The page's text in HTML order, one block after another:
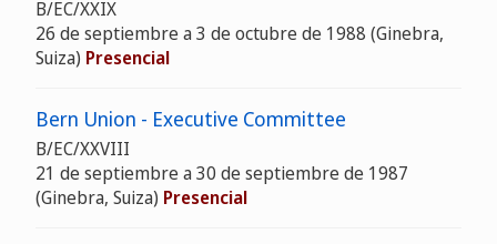
B/EC/XXIX
26 de septiembre a 3 de octubre de 1988 (Ginebra,
Suiza) Presencial
Bern Union - Executive Committee
B/EC/XXVIII
21 de septiembre a 30 de septiembre de 1987
(Ginebra, Suiza) Presencial